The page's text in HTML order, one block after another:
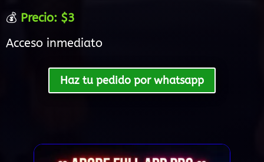
💰 Precio: $3
Acceso inmediato
Haz tu pedido por whatsapp